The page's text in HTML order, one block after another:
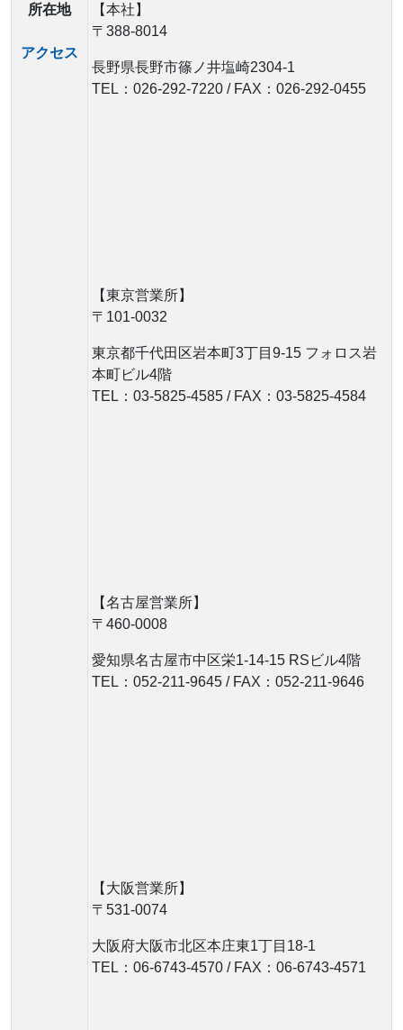
所在地
アクセス
【本社】
〒388-8014
長野県長野市篠ノ井塩崎2304-1
TEL：026-292-7220 / FAX：026-292-0455
【東京営業所】
〒101-0032
東京都千代田区岩本町3丁目9-15 フォロス岩
本町ビル4階
TEL：03-5825-4585 / FAX：03-5825-4584
【名古屋営業所】
〒460-0008
愛知県名古屋市中区栄1-14-15 RSビル4階
TEL：052-211-9645 / FAX：052-211-9646
【大阪営業所】
〒531-0074
大阪府大阪市北区本庄東1丁目18-1
TEL：06-6743-4570 / FAX：06-6743-4571